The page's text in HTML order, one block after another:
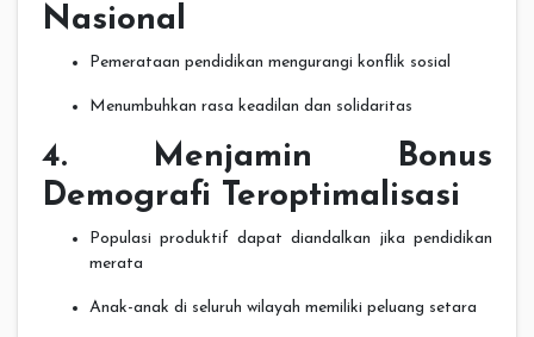
Nasional
Pemerataan pendidikan mengurangi konflik sosial
Menumbuhkan rasa keadilan dan solidaritas
4. Menjamin Bonus
Demografi Teroptimalisasi
Populasi produktif dapat diandalkan jika pendidikan
merata
Anak-anak di seluruh wilayah memiliki peluang setara